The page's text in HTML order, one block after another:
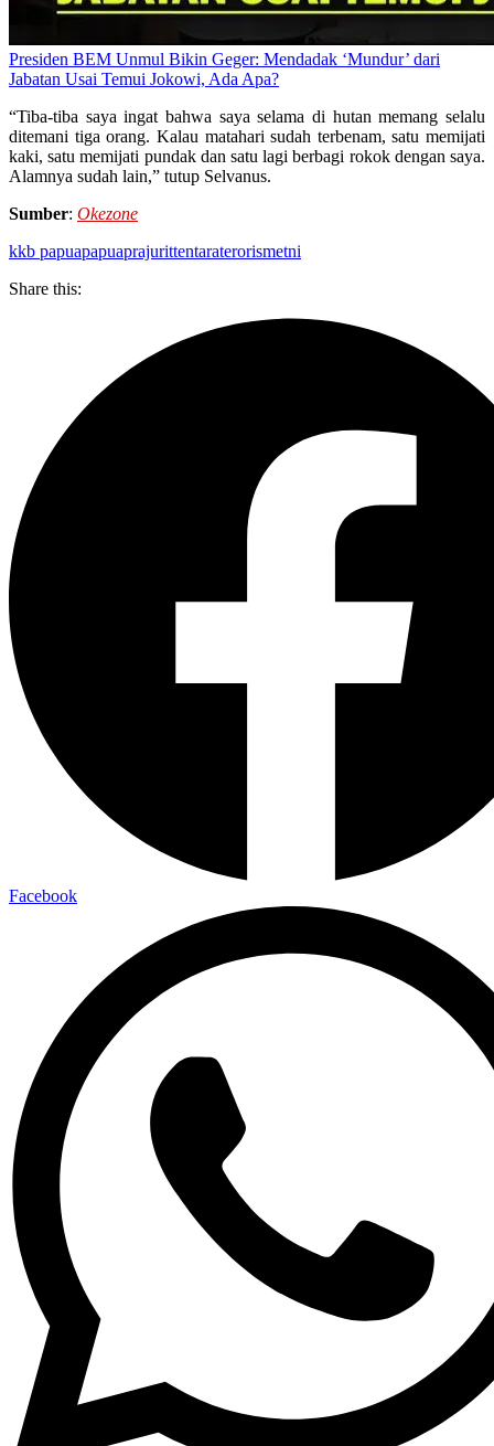
Presiden BEM Unmul Bikin Geger: Mendadak ‘Mundur’ dari
Jabatan Usai Temui Jokowi, Ada Apa?
“Tiba-tiba saya ingat bahwa saya selama di hutan memang selalu
ditemani tiga orang. Kalau matahari sudah terbenam, satu memijati
kaki, satu memijati pundak dan satu lagi berbagi rokok dengan saya.
Alamnya sudah lain,” tutup Selvanus.
Sumber: Okezone
kkb papuapapuaprajurittentaraterorismetni
Share this:
Facebook